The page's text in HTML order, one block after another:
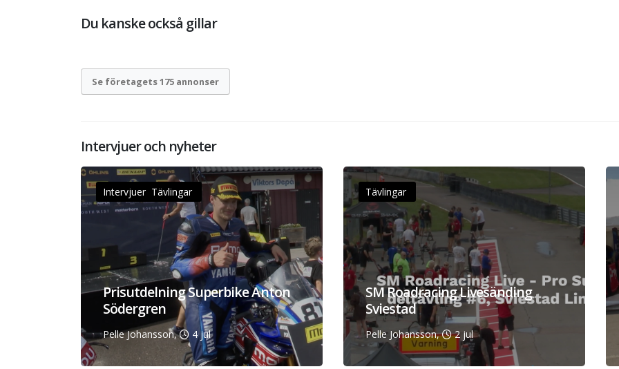
Du kanske också gillar
Se företagets 175 annonser
Intervjuer och nyheter
Intervjuer Tävlingar
Prisutdelning Superbike Anton
Södergren
Pelle Johansson, 4 jul
Tävlingar
SM Roadracing Livesänding
Sviestad
Pelle Johansson, 2 jul